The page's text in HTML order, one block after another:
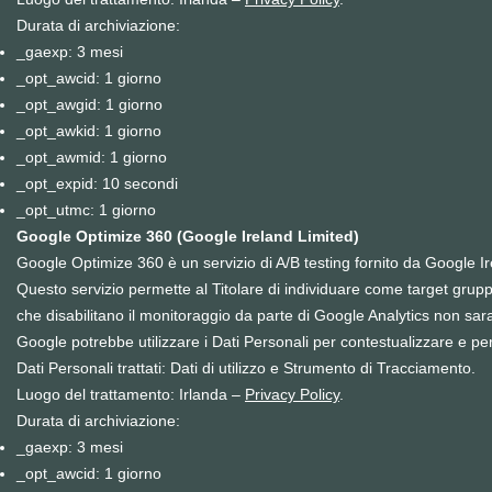
Durata di archiviazione:
_gaexp: 3 mesi
_opt_awcid: 1 giorno
_opt_awgid: 1 giorno
_opt_awkid: 1 giorno
_opt_awmid: 1 giorno
_opt_expid: 10 secondi
_opt_utmc: 1 giorno
Google Optimize 360 (Google Ireland Limited)
Google Optimize 360 è un servizio di A/B testing fornito da Google
Questo servizio permette al Titolare di individuare come target
che disabilitano il monitoraggio da parte di Google Analytics non
Google potrebbe utilizzare i Dati Personali per contestualizzare e
Dati Personali trattati: Dati di utilizzo e Strumento di Tracciamento.
Luogo del trattamento: Irlanda – Privacy Policy.
Durata di archiviazione:
_gaexp: 3 mesi
_opt_awcid: 1 giorno